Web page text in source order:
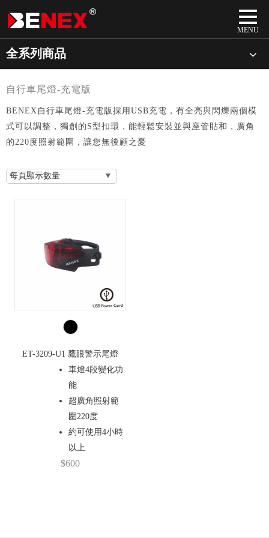
全系列商品
自行車尾燈-充電版
BENEX自行車尾燈-充電版採用USB充電，有全亮與閃爍兩個模
式可以調整，獨創的S型扣環，能輕鬆安裝並與座管貼和，廣角
的220度照射範圍，讓您無後顧之憂
ET-3209-U1 鷹眼警示尾燈
車燈4段變化功
能
超廣角照射範
圍220度
約可使用4小時
以上
$600